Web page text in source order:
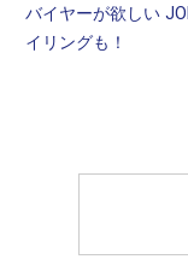
バイヤーが欲しい
イリングも！